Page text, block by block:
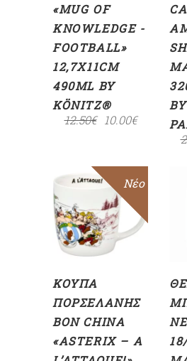
«MUG OF
KNOWLEDGE -
FOOTBALL»
12,7X11CM
490ML BY
KÖNITZ®
12.50€ 10.00€
BY
Sale
Νέο
ΠΡΟΣΘΉΚΗ
ΣΤΟ
ΚΑΛΆΘΙ
ΚΟΎΠΑ
ΠΟΡΣΕΛΆΝΗΣ
BON CHINA
«ASTERIX – A